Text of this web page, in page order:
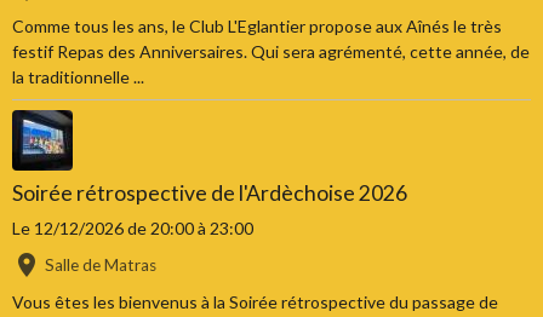
Comme tous les ans, le Club L'Eglantier propose aux Aînés le très
festif Repas des Anniversaires. Qui sera agrémenté, cette année, de
la traditionnelle ...
Soirée rétrospective de l'Ardèchoise 2026
Le 12/12/2026de 20:00à 23:00
Salle de Matras
Vous êtes les bienvenus à la Soirée rétrospective du passage de